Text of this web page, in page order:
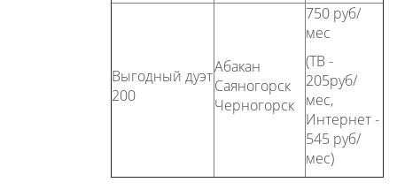
Выгодный дуэт
200
Абакан
Саяногорск
Черногорск
750 руб/
мес
(ТВ -
205руб/
мес,
Интернет -
545 руб/
мес)